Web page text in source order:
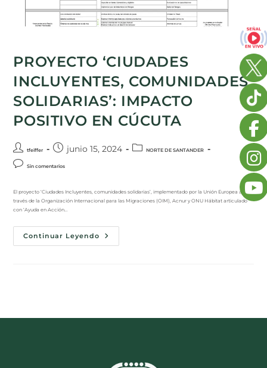
PROYECTO ‘CIUDADES
INCLUYENTES, COMUNIDADES
SOLIDARIAS’: IMPACTO
POSITIVO EN CÚCUTA
tfeiffer junio 15, 2024 NORTE DE SANTANDER
Sin comentarios
El proyecto ‘Ciudades Incluyentes, comunidades solidarias’, implementado por la Unión Europea a
través de la Organización Internacional para las Migraciones (OIM), Acnur y ONU Hábitat articulado
con ‘Ayuda en Acción…
Continuar Leyendo